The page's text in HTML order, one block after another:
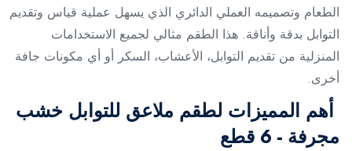
الطعام وتصميمه العملي الدائري الذي يسهل عملية قياس وتقديم
التوابل بدقة وأناقة. هذا الطقم مثالي لجميع الاستخدامات
المنزلية من تقديم التوابل، الأعشاب، السكر أو أي مكونات جافة
أخرى.
أهم المميزات لطقم ملاعق للتوابل خشب
مجرفة - 6 قطع